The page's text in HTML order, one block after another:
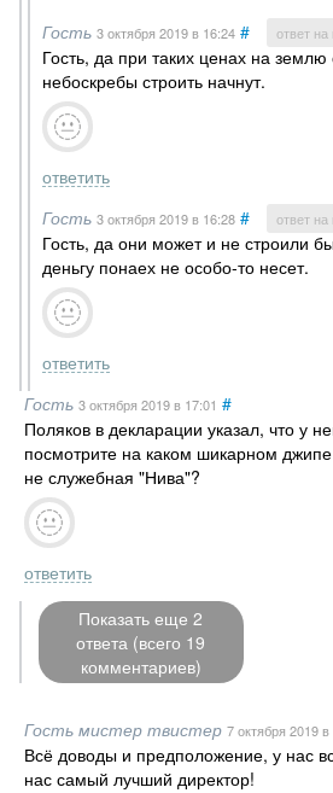
Гость 3 октября 2019в 16:24 # ответ
Гость, да при таких ценах на
небоскребы строить начнут.
ответить
Гость 3 октября 2019в 16:28 # ответ
Гость, да они может и не строили
деньгу понаех не особо-то несет.
ответить
Гость 3 октября 2019в 17:01 #
Поляков в декларации указал, что у
посмотрите на каком шикарном
не служебная "Нива"?
ответить
Показать еще 2
ответа (всего 19
комментариев)
Гость мистер твистер 7 октября 2019в
Всё доводы и предположение, у нас
нас самый лучший директор!